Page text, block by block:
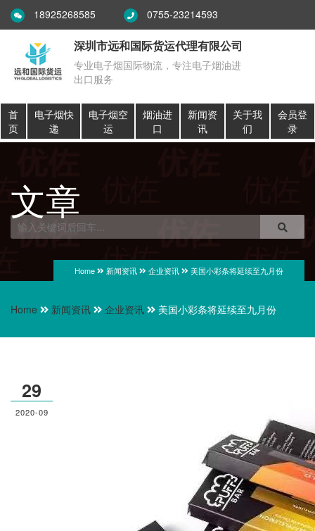
18925268585 0755-23214593
深圳市远和国际货运代理有限公司
专业电子烟国际物流，专注电子烟油进
出口服务
首
页
电子烟快
递
电子烟空
运
烟油进
口
新闻资
讯
关于我
们
会员登
录
文章
Home 新闻资讯 企业资讯 美国小彩条将延续至九月份
Home 新闻资讯 企业资讯 美国小彩条将延续至九月份
29
2020-09